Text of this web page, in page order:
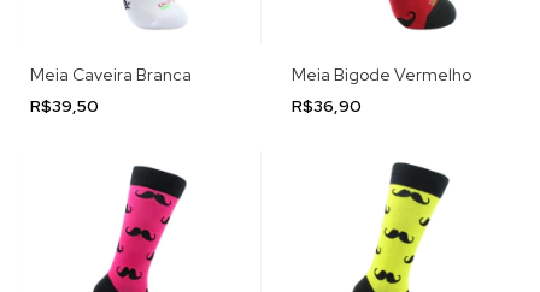
Meia Caveira Branca
R$39,50
Meia Bigode Vermelho
R$36,90